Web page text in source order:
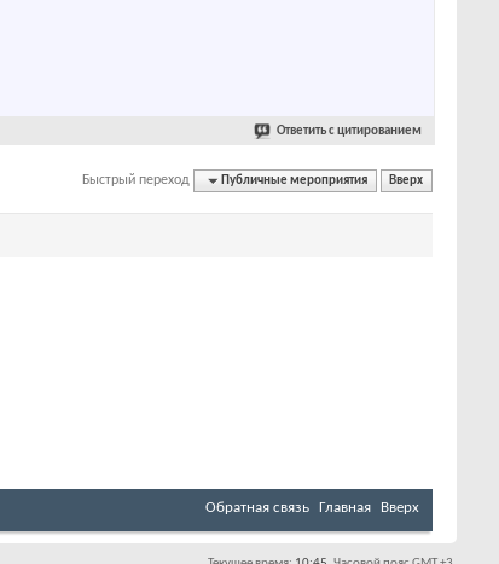
Ответить с цитированием
Быстрый переход Публичные мероприятия Вверх
Обратная связь Главная Вверх